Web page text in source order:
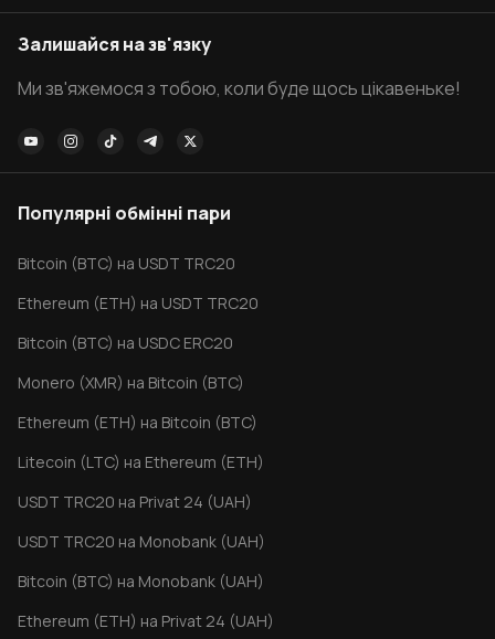
Залишайся на зв'язку
Ми зв'яжемося з тобою, коли буде щось цікавеньке!
Популярні обмінні пари
Bitcoin (BTC) на USDT TRC20
Ethereum (ETH) на USDT TRC20
Bitcoin (BTC) на USDC ERC20
Monero (XMR) на Bitcoin (BTC)
Ethereum (ETH) на Bitcoin (BTC)
Litecoin (LTC) на Ethereum (ETH)
USDT TRC20 на Privat 24 (UAH)
USDT TRC20 на Monobank (UAH)
Bitcoin (BTC) на Monobank (UAH)
Ethereum (ETH) на Privat 24 (UAH)